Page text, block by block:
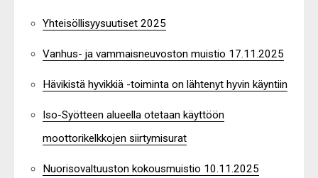
Yhteisöllisyysuutiset 2025
Vanhus- ja vammaisneuvoston muistio 17.11.2025
Hävikistä hyvikkiä -toiminta on lähtenyt hyvin käyntiin
Iso-Syötteen alueella otetaan käyttöön
moottorikelkkojen siirtymisurat
Nuorisovaltuuston kokousmuistio 10.11.2025